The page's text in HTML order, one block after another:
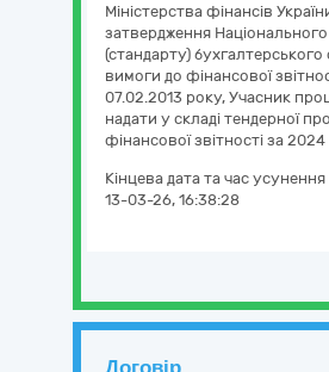
Міністерства фінансів
затвердження
(стандарту) бухгалтерського
вимоги до фінансової
07.02.2013 року, Учасник
надати у складі тендерної
фінансової звітності за
Кінцева дата та час
13-03-26, 16:38:28
Договір